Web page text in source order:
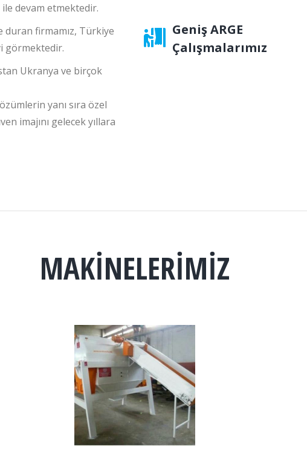
devam etmektedir.
duran firmamız, Türkiye
görmektedir.
Ukranya ve birçok
yanı sıra özel
imajını gelecek yıllara
Geniş ARGE
Çalışmalarımız
MAKİNELERİMİZ